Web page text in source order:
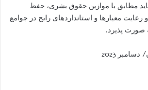
باید مطابق با موازین حقوق بشری، حفظ
رعایت معیارها و استانداردهای رایج در جوامع
صورت پذیرد.
2023